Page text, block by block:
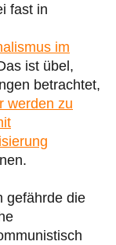
fast in
im
ist übel,
betrachtet,
werden zu
gefährde die